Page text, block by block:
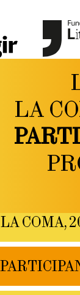
LA
CONTEMPORANI
LA COMA,